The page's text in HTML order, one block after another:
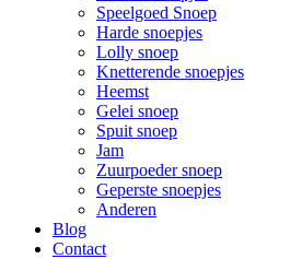
Speelgoed Snoep
Harde snoepjes
Lolly snoep
Knetterende snoepjes
Heemst
Gelei snoep
Spuit snoep
Jam
Zuurpoeder snoep
Geperste snoepjes
Anderen
Blog
Contact